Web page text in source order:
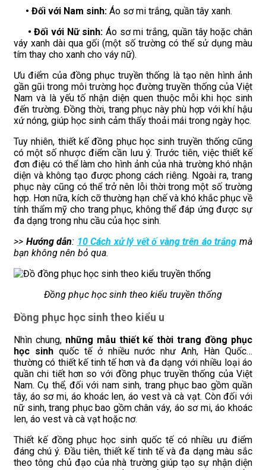
• Đối với Nam sinh: Áo sơ mi trắng, quần tây xanh.
• Đối với Nữ sinh: Áo sơ mi trắng, quần tây hoặc chân
váy xanh dài qua gối (một số trường có thể sử dụng màu
tím thay cho xanh cho váy nữ).
Ưu điểm của đồng phục truyền thống là tạo nên hình ảnh
gần gũi trong môi trường học đường truyền thống của Việt
Nam và là yếu tố nhận diện quen thuộc mỗi khi học sinh
đến trường. Đồng thời, trang phục này phù hợp với khí hậu
xứ nóng, giúp học sinh cảm thấy thoải mái trong ngày học.
Tuy nhiên, thiết kế đồng phục học sinh truyền thống cũng
có một số nhược điểm cần lưu ý. Trước tiên, việc thiết kế
đơn điệu có thể làm cho hình ảnh của nhà trường khó nhận
diện và không tạo được phong cách riêng. Ngoài ra, trang
phục này cũng có thể trở nên lỗi thời trong một số trường
hợp. Hơn nữa, kích cỡ thường hạn chế và khó khắc phục về
tính thẩm mỹ cho trang phục, không thể đáp ứng được sự
đa dạng trong nhu cầu của học sinh.
>> Hướng dẫn: 10 Cách xử lý vết ố vàng trên áo trắng mà
bạn không nên bỏ qua.
Đồng phục học sinh theo kiểu truyền thống
Đồng phục học sinh theo kiểu u
Nhìn chung, những mẫu thiết kế thời trang đồng phục
học sinhquốc tế ở nhiều nước như Anh, Hàn Quốc…
thường có thiết kế tinh tế hơn và đa dạng với nhiều loại áo
quần chi tiết hơn so với đồng phục truyền thống của Việt
Nam. Cụ thể, đối với nam sinh, trang phục bao gồm quần
tây, áo sơ mi, áo khoác len, áo vest và cà vạt. Còn đối với
nữ sinh, trang phục bao gồm chân váy, áo sơ mi, áo khoác
len, áo vest và cà vạt hoặc nơ.
Thiết kế đồng phục học sinh quốc tế có nhiều ưu điểm
đáng chú ý. Đầu tiên, thiết kế tinh tế và đa dạng màu sắc
theo tông chủ đạo của nhà trường giúp tạo sự nhận diện